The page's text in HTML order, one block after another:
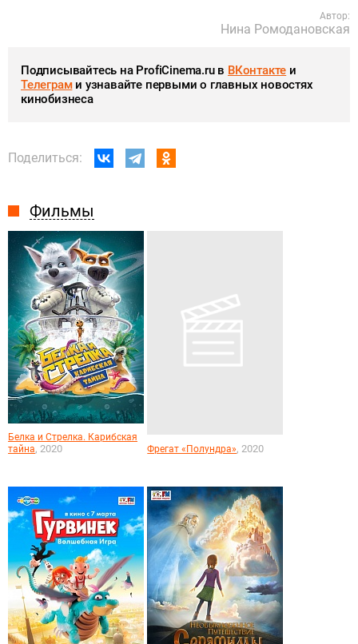
Автор:
Нина Ромодановская
Подписывайтесь на ProfiCinema.ru в ВКонтакте и
Телеграми узнавайте первыми о главных новостях
кинобизнеса
Поделиться:
Фильмы
Белка и Стрелка. Карибская
тайна, 2020 Фрегат «Полундра», 2020